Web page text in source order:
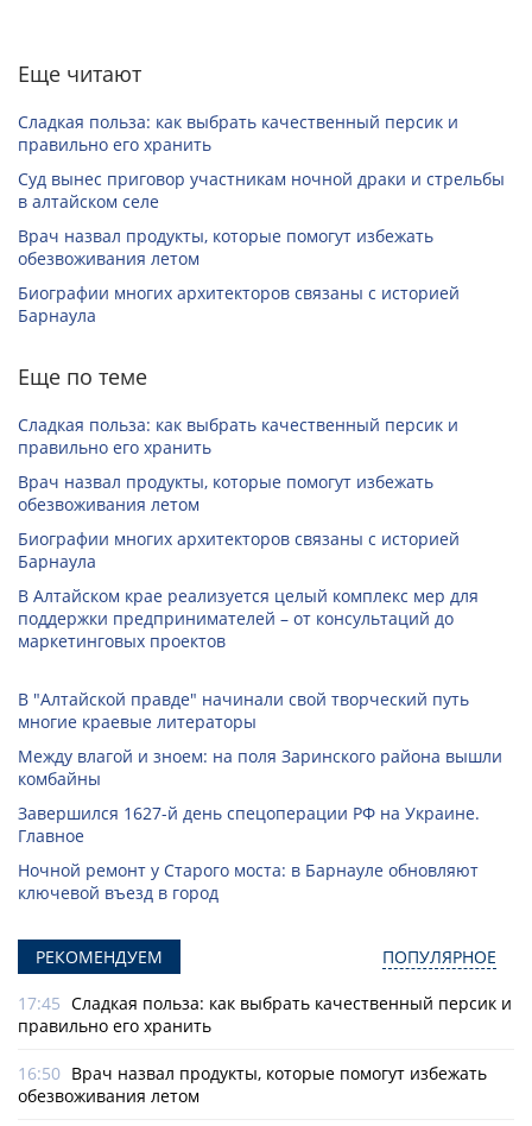
Еще читают
Сладкая польза: как выбрать качественный персик и
правильно его хранить
Суд вынес приговор участникам ночной драки и стрельбы
в алтайском селе
Врач назвал продукты, которые помогут избежать
обезвоживания летом
Биографии многих архитекторов связаны с историей
Барнаула
Еще по теме
Сладкая польза: как выбрать качественный персик и
правильно его хранить
Врач назвал продукты, которые помогут избежать
обезвоживания летом
Биографии многих архитекторов связаны с историей
Барнаула
В Алтайском крае реализуется целый комплекс мер для
поддержки предпринимателей – от консультаций до
маркетинговых проектов
В "Алтайской правде" начинали свой творческий путь
многие краевые литераторы
Между влагой и зноем: на поля Заринского района вышли
комбайны
Завершился 1627-й день спецоперации РФ на Украине.
Главное
Ночной ремонт у Старого моста: в Барнауле обновляют
ключевой въезд в город
РЕКОМЕНДУЕМ ПОПУЛЯРНОЕ
17:45 Сладкая польза: как выбрать качественный персик и
правильно его хранить
16:50 Врач назвал продукты, которые помогут избежать
обезвоживания летом